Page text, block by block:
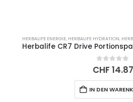
HERBALIFE ENERGIE, HERBALIFE HYDRATION,
0out of
CHF 14.87
IN DEN